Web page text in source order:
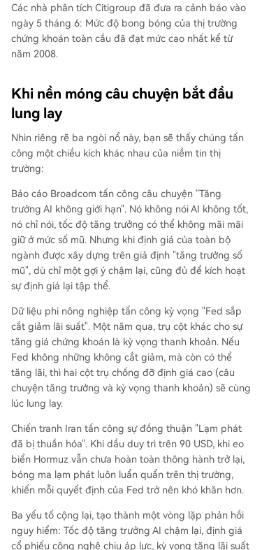
Các nhà phân tích Citigroup đã đưa ra cảnh báo vào
ngày 5 tháng 6: Mức độ bong bóng của thị trường
chứng khoán toàn cầu đã đạt mức cao nhất kể từ
năm 2008.
Khi nền móng câu chuyện bắt đầu
lung lay
Nhìn riêng rẽ ba ngòi nổ này, bạn sẽ thấy chúng tấn
công một chiều kích khác nhau của niềm tin thị
trường:
Báo cáo Broadcom tấn công câu chuyện "Tăng
trưởng AI không giới hạn". Nó không nói AI không tốt,
nó chỉ nói, tốc độ tăng trưởng có thể không mãi mãi
giữ ở mức số mũ. Nhưng khi định giá của toàn bộ
ngành được xây dựng trên giả định "tăng trưởng số
mũ", dù chỉ một gợi ý chậm lại, cũng đủ để kích hoạt
sự định giá lại tập thể.
Dữ liệu phi nông nghiệp tấn công kỳ vọng "Fed sắp
cắt giảm lãi suất". Một năm qua, trụ cột khác cho sự
tăng giá chứng khoán là kỳ vọng thanh khoản. Nếu
Fed không những không cắt giảm, mà còn có thể
tăng lãi, thì hai cột trụ chống đỡ định giá cao (câu
chuyện tăng trưởng và kỳ vọng thanh khoản) sẽ cùng
lúc lung lay.
Chiến tranh Iran tấn công sự đồng thuận "Lạm phát
đã bị thuần hóa". Khi dầu duy trì trên 90 USD, khi eo
biển Hormuz vẫn chưa hoàn toàn thông hành trở lại,
bóng ma lạm phát luôn luẩn quẩn trên thị trường,
khiến mỗi quyết định của Fed trở nên khó khăn hơn.
Ba yếu tố cộng lại, tạo thành một vòng lặp phản hồi
nguy hiểm: Tốc độ tăng trưởng AI chậm lại, định giá
cổ phiếu công nghệ chịu áp lực, kỳ vọng tăng lãi suất